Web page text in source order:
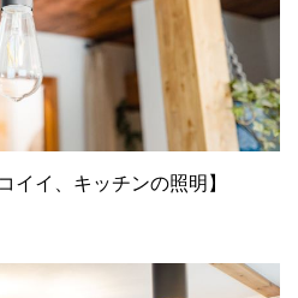
イイ、キッチンの照明】